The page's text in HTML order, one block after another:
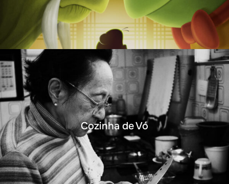
Cozinha de Vó